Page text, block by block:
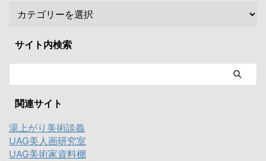
サイト内検索
関連サイト
湯上がり美術談義
UAG美人画研究室
UAG美術家資料棚